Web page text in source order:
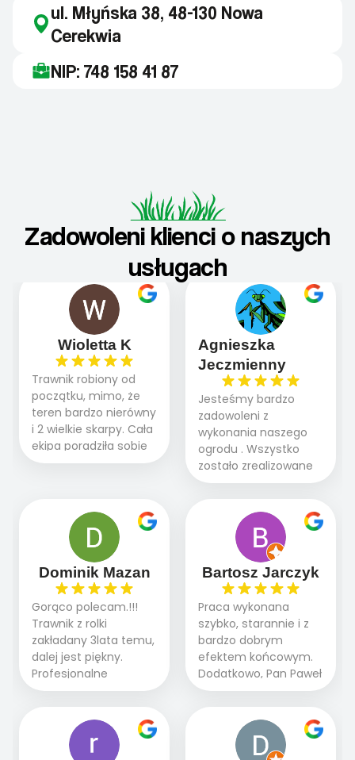
ul. Młyńska 38, 48-130 Nowa
Cerekwia
NIP: 748 158 41 87
Zadowoleni klienci o naszych
usługach
Wioletta K
Trawnik robiony od
początku, mimo, że
teren bardzo nierówny
i 2 wielkie skarpy. Cała
ekipa poradziła sobie
WSPANIALE od
panowie wiedzą co
robią. Wszystko poszło
sprawnie i szybko.
Doradztwo w
pielęgnacji trawnika
teraz i na późniejszym
etapie jest dużym
plusem. Teraz razem
z dzieckiem i małym
pieskiem cieszymy się
pięknym trawnikiem :)
A trawa robi efekt
Agnieszka
Jeczmienny
Jesteśmy bardzo
zadowoleni z
wykonania naszego
ogrodu . Wszystko
zostało zrealizowane
fachowo, rzetelnie i
oczekiwaniami. Prace
przebiegały sprawnie
dzięki temu,że firma
działa kompleksowo :
ogrodnictwo,nawodnienie,
brukarstwo.Efekt
końcowy przerósł
nasze oczekiwania.
Polecamy tę firmę
wszystkim , którzy
marzą o pięknym
Dominik Mazan
Gorąco polecam.!!!
Trawnik z rolki
zakładany 3lata temu,
dalej jest piękny.
Profesjonalne
podejście do pracy,
2 zlecenia na rolkę.
Polecam.
Bartosz Jarczyk
Praca wykonana
szybko, starannie i z
bardzo dobrym
efektem końcowym.
Dodatkowo, Pan Paweł
chętnie udziela porad